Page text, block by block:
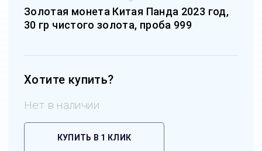
Золотая монета Китая Панда 2023 год,
30 гр чистого золота, проба 999
Хотите купить?
Нет в наличии
КУПИТЬ В 1 КЛИК